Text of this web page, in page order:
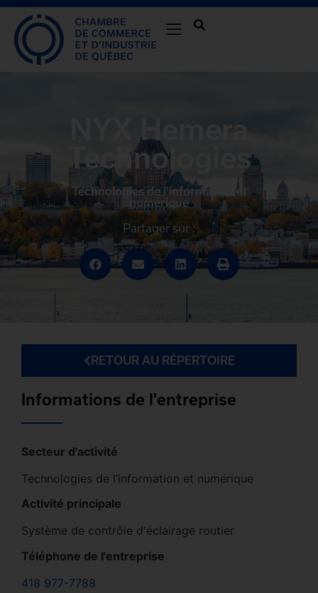
NYX Hemera
Technologies
Technologies de l’information et
numérique
Partager sur :
RETOUR AU RÉPERTOIRE
Informations de l'entreprise
Secteur d'activité
Technologies de l’information et numérique
Activité principale
Système de contrôle d'éclairage routier
Téléphone de l'entreprise
418 977-7788